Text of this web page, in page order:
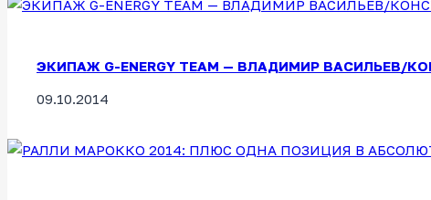
ЭКИПАЖ G-ENERGY TEAM — ВЛАДИМИР
09.10.2014